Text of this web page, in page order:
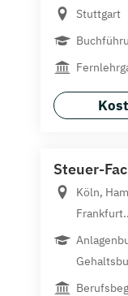
Stuttgart
Steuer-
Köln,